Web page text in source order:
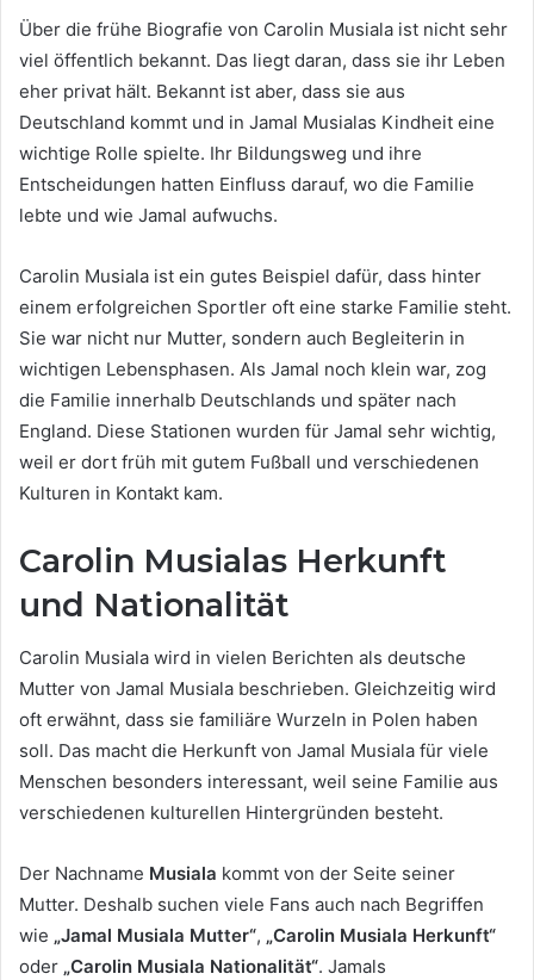
Über die frühe Biografie von Carolin Musiala ist nicht sehr
viel öffentlich bekannt. Das liegt daran, dass sie ihr Leben
eher privat hält. Bekannt ist aber, dass sie aus
Deutschland kommt und in Jamal Musialas Kindheit eine
wichtige Rolle spielte. Ihr Bildungsweg und ihre
Entscheidungen hatten Einfluss darauf, wo die Familie
lebte und wie Jamal aufwuchs.
Carolin Musiala ist ein gutes Beispiel dafür, dass hinter
einem erfolgreichen Sportler oft eine starke Familie steht.
Sie war nicht nur Mutter, sondern auch Begleiterin in
wichtigen Lebensphasen. Als Jamal noch klein war, zog
die Familie innerhalb Deutschlands und später nach
England. Diese Stationen wurden für Jamal sehr wichtig,
weil er dort früh mit gutem Fußball und verschiedenen
Kulturen in Kontakt kam.
Carolin Musialas Herkunft
und Nationalität
Carolin Musiala wird in vielen Berichten als deutsche
Mutter von Jamal Musiala beschrieben. Gleichzeitig wird
oft erwähnt, dass sie familiäre Wurzeln in Polen haben
soll. Das macht die Herkunft von Jamal Musiala für viele
Menschen besonders interessant, weil seine Familie aus
verschiedenen kulturellen Hintergründen besteht.
Der Nachname Musiala kommt von der Seite seiner
Mutter. Deshalb suchen viele Fans auch nach Begriffen
wie „Jamal Musiala Mutter“, „Carolin Musiala Herkunft“
oder „Carolin Musiala Nationalität“. Jamals